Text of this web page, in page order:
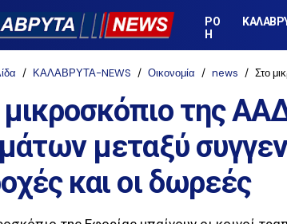
ΡΟ
Η
ΚΑΛΑΒΡΥΤΑ-NEWS Οικονομία news Στο
της
μεταξύ
και οι δωρεές